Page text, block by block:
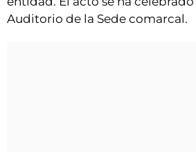
Auditorio de la Sede comarcal.